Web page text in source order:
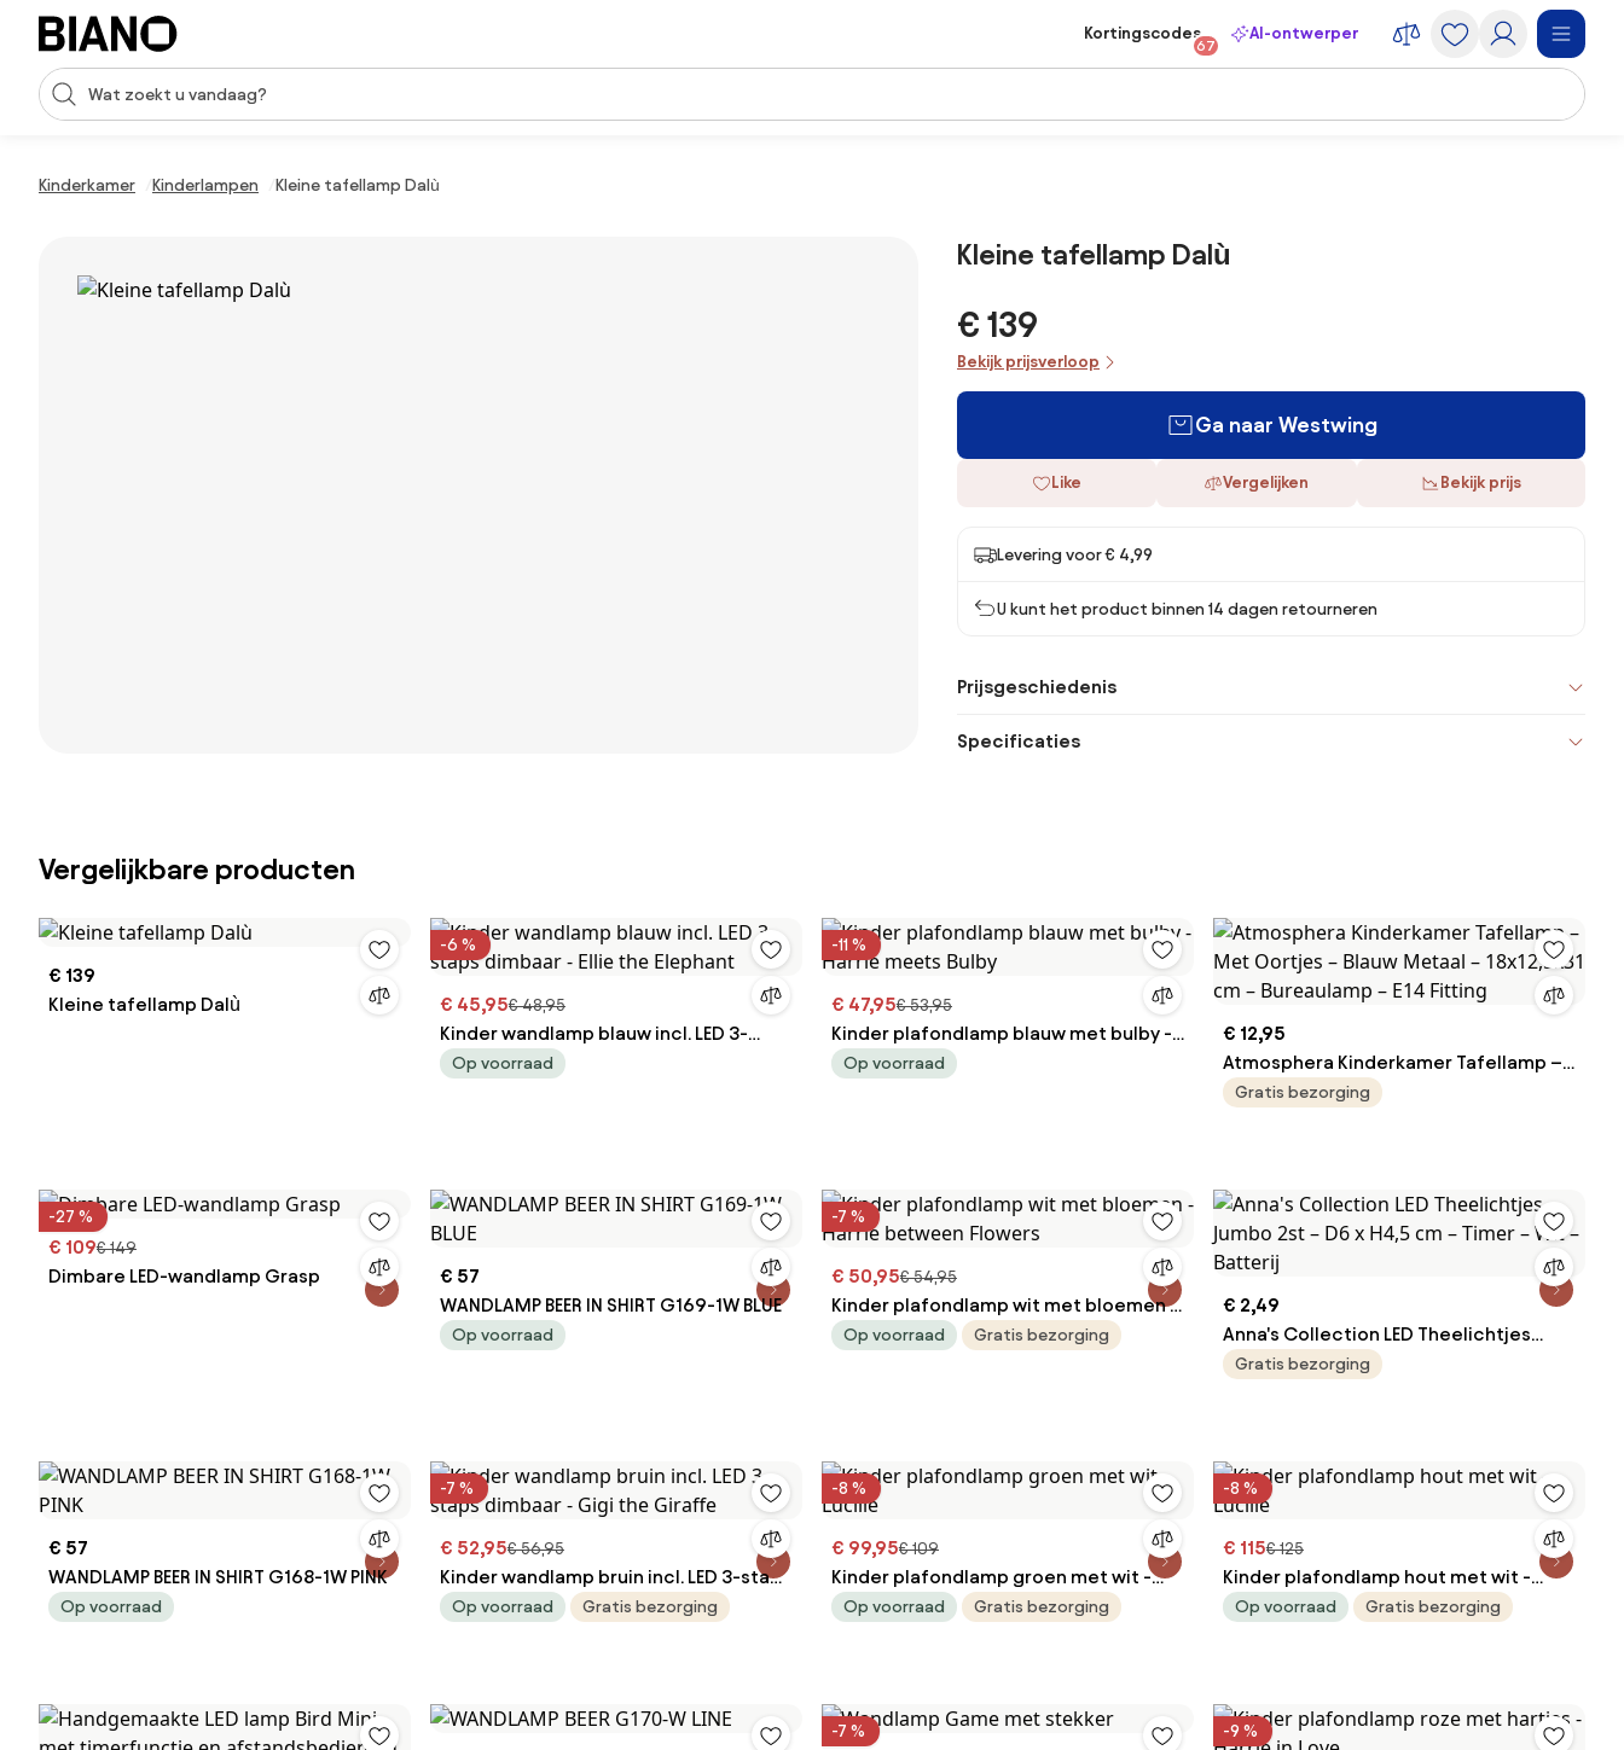
Navigatie overslaan, naar inhoud springen
Zoekopdracht invoeren
Kortingscodes
67
AI-ontwerper
Kinderkamer Kinderlampen Kleine tafellamp Dalù
Kleine tafellamp Dalù
€ 139
Bekijk prijsverloop
Ga naar Westwing
Like Vergelijken Bekijk prijs
Levering voor € 4,99
U kunt het product binnen 14 dagen retourneren
Prijsgeschiedenis
Specificaties
Vergelijkbare producten
€ 139
Kleine tafellamp Dalù
-6 %
€ 45,95€ 48,95
Kinder wandlamp blauw incl. LED 3-
staps dimbaar - Ellie the Elephant
Op voorraad
-11 %
€ 47,95€ 53,95
Kinder plafondlamp blauw met bulby -
Harrie meets Bulby
Op voorraad
€ 12,95
Atmosphera Kinderkamer Tafellamp –
Met Oortjes – Blauw Metaal –
Gratis bezorging
-27 %
€ 109€ 149
Dimbare LED-wandlamp Grasp
€ 57
WANDLAMP BEER IN SHIRT G169-1W BLUE
Op voorraad
-7 %
€ 50,95€ 54,95
Kinder plafondlamp wit met bloemen -
Harrie between Flowers
Op voorraad Gratis bezorging
€ 2,49
Anna's Collection LED Theelichtjes
Jumbo 2st – D6 x H4,5 cm – Timer – Wit
Gratis bezorging
€ 57
WANDLAMP BEER IN SHIRT G168-1W PINK
Op voorraad
-7 %
€ 52,95€ 56,95
Kinder wandlamp bruin incl. LED 3-staps
dimbaar - Gigi the Giraffe
Op voorraad Gratis bezorging
-8 %
€ 99,95€ 109
Kinder plafondlamp groen met wit -
Lucille
Op voorraad Gratis bezorging
-8 %
€ 115€ 125
Kinder plafondlamp hout met wit -
Lucille
Op voorraad Gratis bezorging
-7 % -9 %